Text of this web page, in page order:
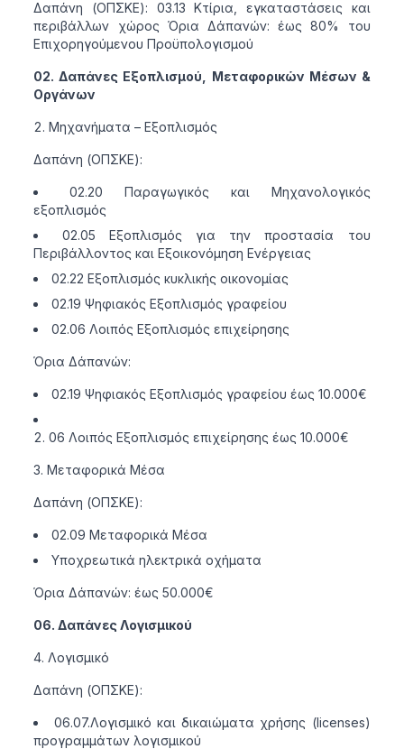
Δαπάνη (ΟΠΣΚΕ): 03.13 Κτίρια, εγκαταστάσεις και
περιβάλλων χώρος Όρια Δάπανών: έως 80% του
Επιχορηγούμενου Προϋπολογισμού
02. Δαπάνες Εξοπλισμού, Μεταφορικών Μέσων &
Οργάνων
Μηχανήματα – Εξοπλισμός
Δαπάνη (ΟΠΣΚΕ):
02.20 Παραγωγικός και Μηχανολογικός
εξοπλισμός
02.05 Εξοπλισμός για την προστασία του
Περιβάλλοντος και Εξοικονόμηση Ενέργειας
02.22 Εξοπλισμός κυκλικής οικονομίας
02.19 Ψηφιακός Εξοπλισμός γραφείου
02.06 Λοιπός Εξοπλισμός επιχείρησης
Όρια Δάπανών:
02.19 Ψηφιακός Εξοπλισμός γραφείου έως 10.000€
06 Λοιπός Εξοπλισμός επιχείρησης έως 10.000€
Μεταφορικά Μέσα
Δαπάνη (ΟΠΣΚΕ):
02.09 Μεταφορικά Μέσα
Υποχρεωτικά ηλεκτρικά οχήματα
Όρια Δάπανών: έως 50.000€
06. Δαπάνες Λογισμικού
Λογισμικό
Δαπάνη (ΟΠΣΚΕ):
06.07.Λογισμικό και δικαιώματα χρήσης (licenses)
προγραμμάτων λογισμικού